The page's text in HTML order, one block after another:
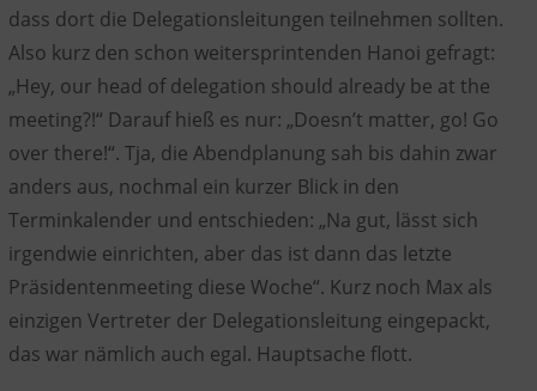
dass dort die Delegationsleitungen teilnehmen sollten.
Also kurz den schon weitersprintenden Hanoi gefragt:
„Hey, our head of delegation should already be at the
meeting?!“ Darauf hieß es nur: „Doesn’t matter, go! Go
over there!“. Tja, die Abendplanung sah bis dahin zwar
anders aus, nochmal ein kurzer Blick in den
Terminkalender und entschieden: „Na gut, lässt sich
irgendwie einrichten, aber das ist dann das letzte
Präsidentenmeeting diese Woche“. Kurz noch Max als
einzigen Vertreter der Delegationsleitung eingepackt,
das war nämlich auch egal. Hauptsache flott.